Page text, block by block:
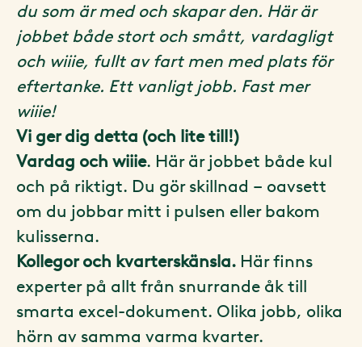
du som är med och skapar den. Här är
jobbet både stort och smått, vardagligt
och wiiie, fullt av fart men med plats för
eftertanke. Ett vanligt jobb. Fast mer
wiiie!
Vi ger dig detta (och lite till!)
Vardag och wiiie. Här är jobbet både kul
och på riktigt. Du gör skillnad – oavsett
om du jobbar mitt i pulsen eller bakom
kulisserna.
Kollegor och kvarterskänsla. Här finns
experter på allt från snurrande åk till
smarta excel-dokument. Olika jobb, olika
hörn av samma varma kvarter.